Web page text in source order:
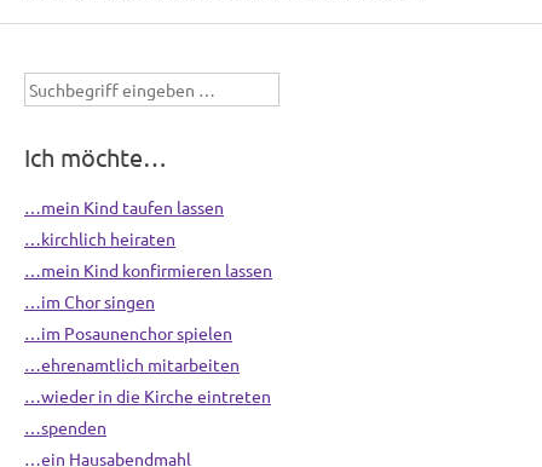
Suchbegriff
eingeben
Ich möchte…
…mein Kind taufen lassen
…kirchlich heiraten
…mein Kind konfirmieren lassen
…im Chor singen
…im Posaunenchor spielen
…ehrenamtlich mitarbeiten
…wieder in die Kirche eintreten
…spenden
…ein Hausabendmahl